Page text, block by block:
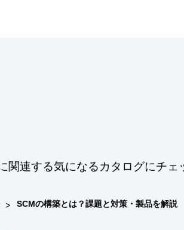
関連する気になるカタログにチ
> SCMの構築とは？課題と対策・製品を解説